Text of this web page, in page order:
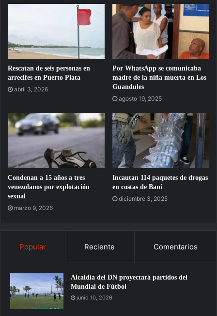
Rescatan de seis personas en
arrecifes en Puerto Plata
abril 3, 2026
Por WhatsApp se comunicaba
madre de la niña muerta en Los
Guandules
agosto 19, 2025
Condenan a 15 años a tres
venezolanos por explotación
sexual
marzo 9, 2026
Incautan 114 paquetes de drogas
en costas de Baní
diciembre 3, 2025
Popular Reciente Comentarios
Alcaldía del DN proyectará partidos del
Mundial de Fútbol
junio 10, 2026